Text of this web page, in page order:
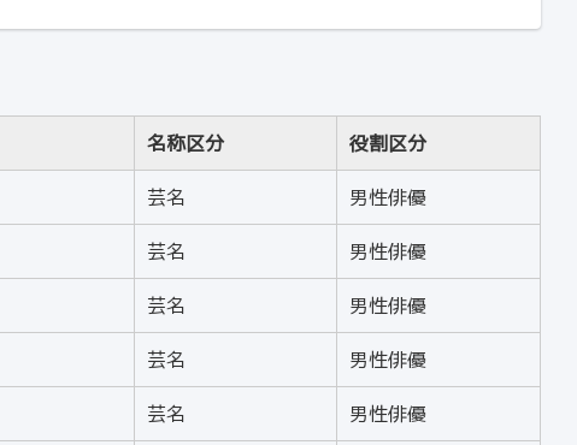
名称区分 役割区分
芸名 男性俳優
芸名 男性俳優
芸名 男性俳優
芸名 男性俳優
芸名 男性俳優